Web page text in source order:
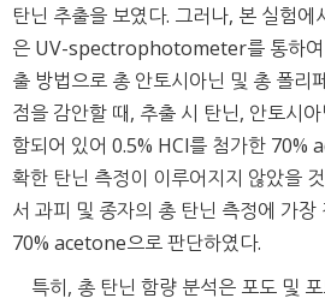
탄닌 추출을 보였다. 그러나, 본 실험
은 UV-spectrophotometer를 통하여
출 방법으로 총 안토시아닌 및 총 폴리
점을 감안할 때, 추출 시 탄닌, 안토시
함되어 있어 0.5% HCl를 첨가한 70%
확한 탄닌 측정이 이루어지지 않았을
서 과피 및 종자의 총 탄닌 측정에 가
70% acetone으로 판단하였다.
특히, 총 탄닌 함량 분석은 포도 및